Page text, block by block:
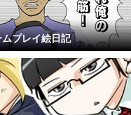
プレイ絵日記